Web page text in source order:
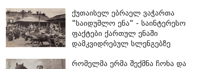
ქუთაისელ ებრაელ ვაჭართა
"საიდუმლო ენა" - საინტერესო
ფაქტები ქართულ ენაში
დამკვიდრებულ სლენგებზე
რომელმა ერმა შექმნა ჩოხა და